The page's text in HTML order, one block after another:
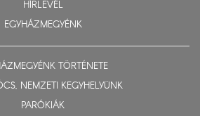
HÍRLEVÉL
EGYHÁZMEGYÉNK
TÖRTÉNETE
NEMZETI KEGYHELYÜNK
PARÓKIÁK